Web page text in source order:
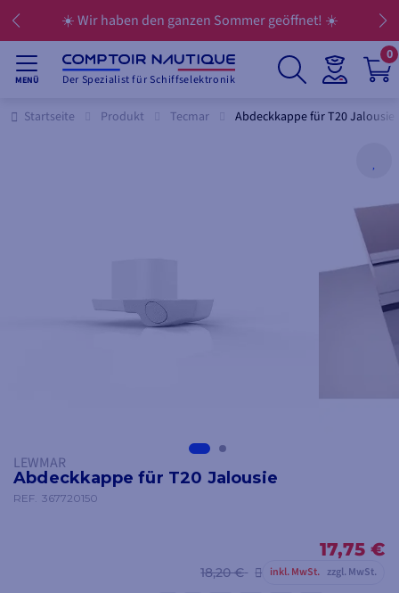
☀️ Wir haben den ganzen Sommer geöffnet! ☀️
MENÜ Der Spezialist für Schiffselektronik
0
Startseite Produkt Tecmar Abdeckkappe für T20 Jalousie
LEWMAR
Abdeckkappe für T20 Jalousie
REF. 367720150
17,75 €
18,20 € inkl. MwSt. zzgl. MwSt.